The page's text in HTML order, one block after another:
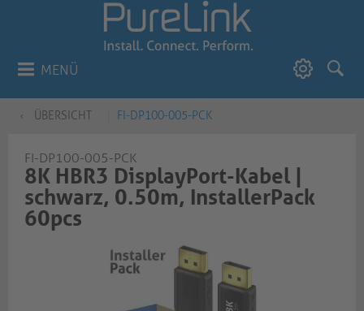
MENÜ
ÜBERSICHT FI-DP100-005-PCK
FI-DP100-005-PCK
8K HBR3 DisplayPort-Kabel |
schwarz, 0.50m, InstallerPack
60pcs​​​​​​​​​​​​​​